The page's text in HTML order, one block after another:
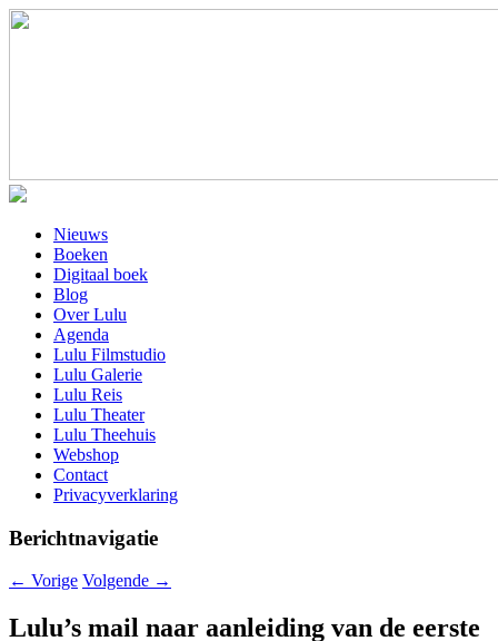
Nieuws
Boeken
Digitaal boek
Blog
Over Lulu
Agenda
Lulu Filmstudio
Lulu Galerie
Lulu Reis
Lulu Theater
Lulu Theehuis
Webshop
Contact
Privacyverklaring
Berichtnavigatie
← Vorige Volgende →
Lulu’s mail naar aanleiding van de eerste